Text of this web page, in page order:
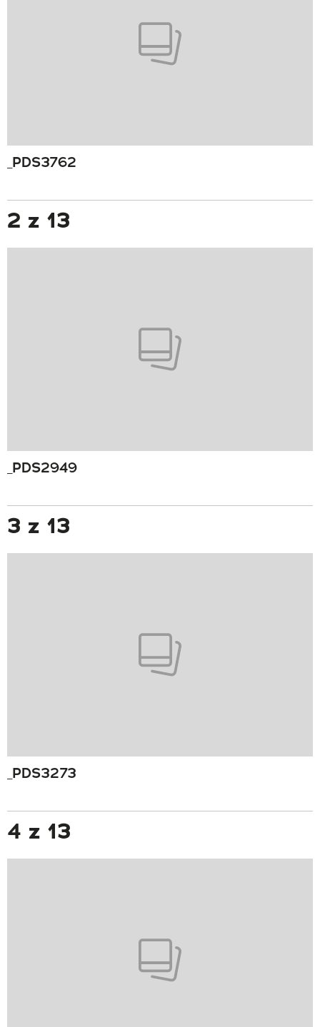
_PDS3762
2 z 13
_PDS2949
3 z 13
_PDS3273
4 z 13